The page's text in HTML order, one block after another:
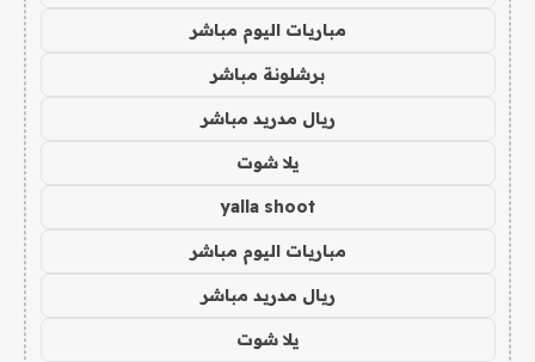
مباريات اليوم مباشر
برشلونة مباشر
ريال مدريد مباشر
يلا شوت
yalla shoot
مباريات اليوم مباشر
ريال مدريد مباشر
يلا شوت